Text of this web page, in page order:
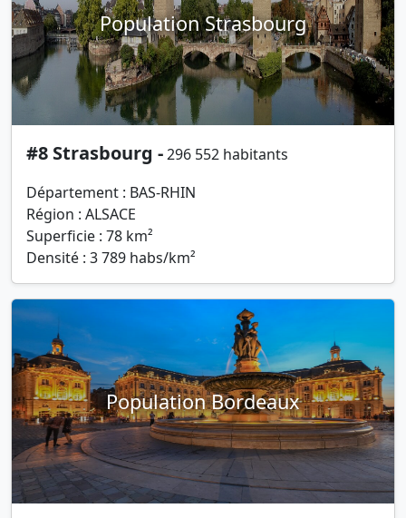
Population Strasbourg
#8 Strasbourg -296 552 habitants
Département : BAS-RHIN
Région : ALSACE
Superficie : 78 km²
Densité : 3 789 habs/km²
Population Bordeaux